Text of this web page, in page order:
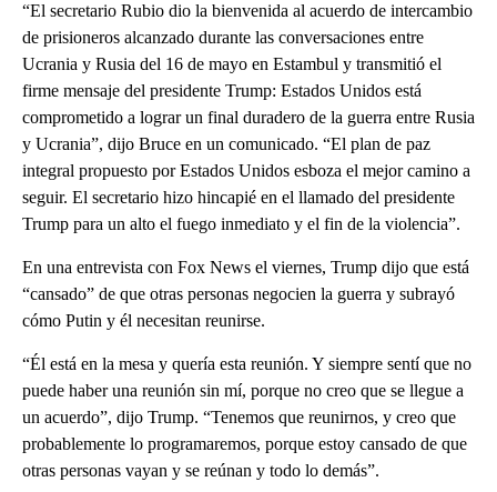
“El secretario Rubio dio la bienvenida al acuerdo de intercambio
de prisioneros alcanzado durante las conversaciones entre
Ucrania y Rusia del 16 de mayo en Estambul y transmitió el
firme mensaje del presidente Trump: Estados Unidos está
comprometido a lograr un final duradero de la guerra entre Rusia
y Ucrania”, dijo Bruce en un comunicado. “El plan de paz
integral propuesto por Estados Unidos esboza el mejor camino a
seguir. El secretario hizo hincapié en el llamado del presidente
Trump para un alto el fuego inmediato y el fin de la violencia”.
En una entrevista con Fox News el viernes, Trump dijo que está
“cansado” de que otras personas negocien la guerra y subrayó
cómo Putin y él necesitan reunirse.
“Él está en la mesa y quería esta reunión. Y siempre sentí que no
puede haber una reunión sin mí, porque no creo que se llegue a
un acuerdo”, dijo Trump. “Tenemos que reunirnos, y creo que
probablemente lo programaremos, porque estoy cansado de que
otras personas vayan y se reúnan y todo lo demás”.